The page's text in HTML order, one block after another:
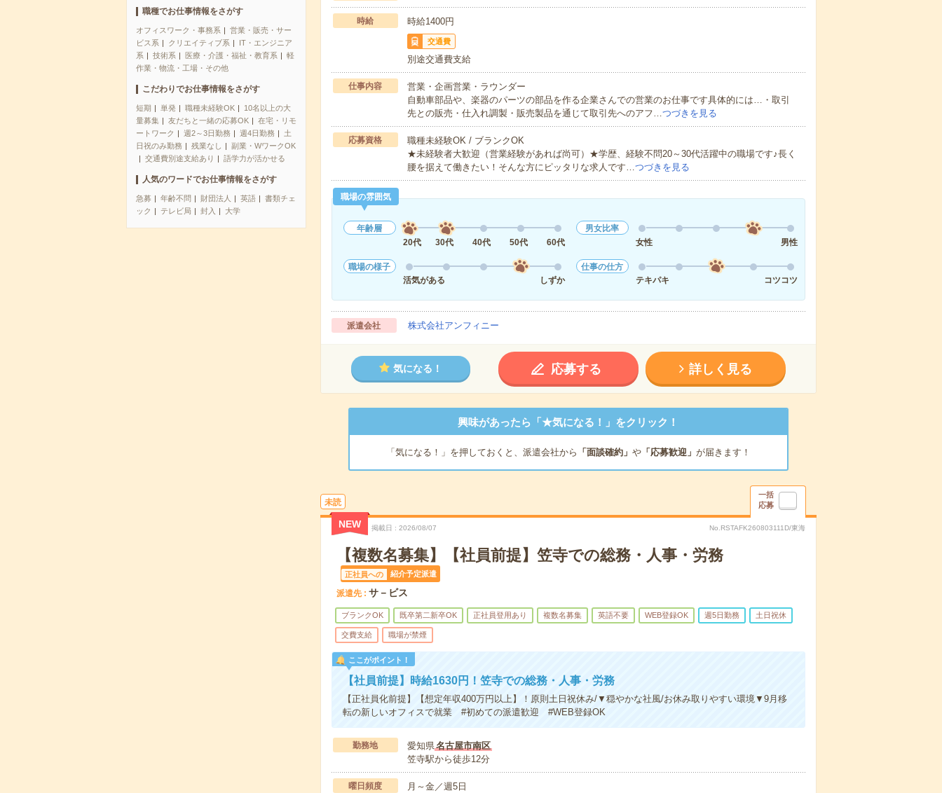
職種でお仕事情報をさがす
オフィスワーク・事務系
営業・販売・サー
ビス系
クリエイティブ系
IT・エンジニア
系
技術系 医療・介護・福祉・教育系
軽
作業・物流・工場・その他
こだわりでお仕事情報をさがす
短期 単発 職種未経験OK
10名以上の大
量募集
友だちと一緒の応募OK
在宅・リモ
ートワーク
週2～3日勤務 週4日勤務
土
日祝のみ勤務
残業なし
副業・WワークOK
交通費別途支給あり
語学力が活かせる
人気のワードでお仕事情報をさがす
急募 年齢不問 財団法人 英語
書類チェ
ック
テレビ局 封入 大学
時給 時給1400円
交通費
別途交通費支給
仕事内容
営業・企画営業・ラウンダー
自動車部品や、楽器のパーツの部品を作る企業さんでの営業のお仕事です具体的には…・取引
先との販売・仕入れ調製・販売製品を通じて取引先へのアフ…つづきを見る
応募資格
職種未経験OK / ブランクOK
★未経験者大歓迎（営業経験があれば尚可）★学歴、経験不問20～30代活躍中の職場です♪長く
腰を据えて働きたい！そんな方にピッタリな求人です…つづきを見る
職場の雰囲気
年齢層
20代
30代 40代 50代 60代
男女比率
女性
男性
職場の様子
活気がある
しずか
仕事の仕方
テキパキ
コツコツ
派遣会社 株式会社アンフィニー
気になる！ 応募する 詳しく見る
興味があったら「★気になる！」をクリック！
「気になる！」を押しておくと、派遣会社から 「面談確約」 や「応募歓迎」 が届きます！
未読
一括
応募
NEW 掲載日 2026/08/07 No.RSTAFK260803111D/東海
【複数名募集】【社員前提】笠寺での総務・人事・労務
正社員への 紹介予定派遣
派遣先 サ－ビス
ブランクOK 既卒第二新卒OK 正社員登用あり 複数名募集 英語不要 WEB登録OK 週5日勤務 土日祝休
交費支給 職場が禁煙
ここがポイント！
【社員前提】時給1630円！笠寺での総務・人事・労務
【正社員化前提】【想定年収400万円以上】！原則土日祝休み/▼穏やかな社風/お休み取りやすい環境▼9月移
転の新しいオフィスで就業 #初めての派遣歓迎 #WEB登録OK
勤務地 愛知県名古屋市南区
笠寺駅から徒歩12分
曜日頻度 月～金／週5日